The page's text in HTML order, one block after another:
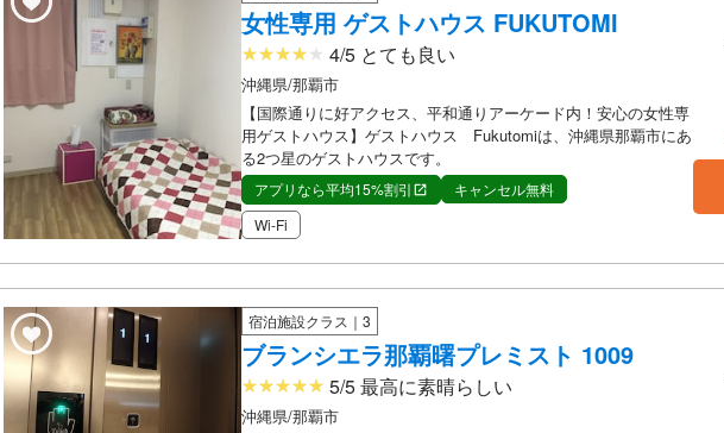
女性専用 ゲストハウス FUKUTOMI
4/5 とても良い
沖縄県/那覇市
【国際通りに好アクセス、平和通りアーケード内！安心の女性専
用ゲストハウス】ゲストハウス Fukutomiは、沖縄県那覇市にあ
る2つ星のゲストハウスです。
アプリなら平均15%割引
キャンセル無料
Wi-Fi
宿泊施設クラス｜3
ブランシエラ那覇曙プレミスト 1009
5/5 最高に素晴らしい
沖縄県/那覇市